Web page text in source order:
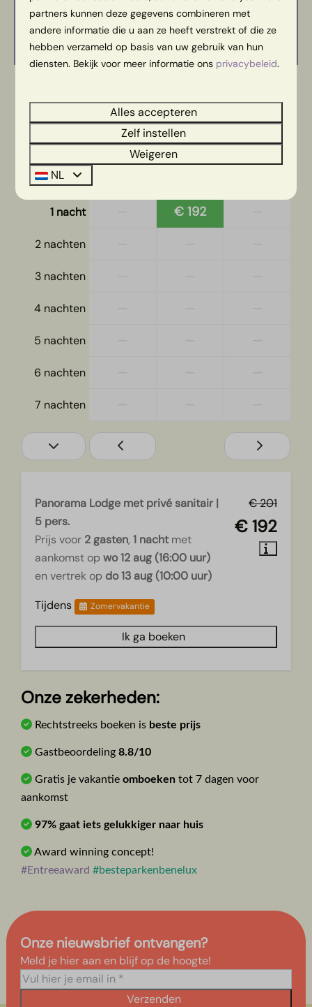
Beschikbaarheid en prijs, het
serieuze gedeelte
12-08-2026 do13-08-2026
1 nacht
€ 192
2 nachten
3 nachten
4 nachten
5 nachten
6 nachten
7 nachten
€ 201
€ 192
Panorama Lodge met privé sanitair |
5 pers.
Prijs voor 2 gasten, 1 nachtmet
aankomst op wo 12 aug (16:00 uur)
en vertrek op do 13 aug (10:00 uur)
Tijdens
Zomervakantie
Ik ga boeken
Onze zekerheden:
Rechtstreeks boeken is beste prijs
Gastbeoordeling 8.8/10
Gratis je vakantie omboeken tot 7 dagen voor
aankomst
97% gaat iets gelukkiger naar huis
Award winning concept!
#Entreeaward #besteparkenbenelux
Onze nieuwsbrief ontvangen?
Meld je hier aan en blijf op de hoogte!
Verzenden
partners kunnen deze gegevens combineren met
andere informatie die u aan ze heeft verstrekt of die ze
hebben verzameld op basis van uw gebruik van hun
diensten. Bekijk voor meer informatie ons privacybeleid.
Alles accepteren
Zelf instellen
Weigeren
NL